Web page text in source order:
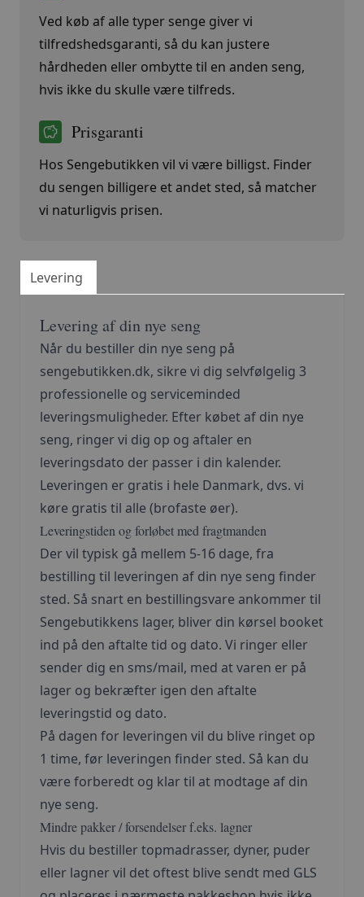
Ved køb af alle typer senge giver vi
tilfredshedsgaranti, så du kan justere
hårdheden eller ombytte til en anden seng,
hvis ikke du skulle være tilfreds.
Prisgaranti
Hos Sengebutikken vil vi være billigst. Finder
du sengen billigere et andet sted, så matcher
vi naturligvis prisen.
Levering
Levering af din nye seng
Når du bestiller din nye seng på
sengebutikken.dk, sikre vi dig selvfølgelig 3
professionelle og serviceminded
leveringsmuligheder. Efter købet af din nye
seng, ringer vi dig op og aftaler en
leveringsdato der passer i din kalender.
Leveringen er gratis i hele Danmark, dvs. vi
køre gratis til alle (brofaste øer).
Leveringstiden og forløbet med fragtmanden
Der vil typisk gå mellem 5-16 dage, fra
bestilling til leveringen af din nye seng finder
sted. Så snart en bestillingsvare ankommer til
Sengebutikkens lager, bliver din kørsel booket
ind på den aftalte tid og dato. Vi ringer eller
sender dig en sms/mail, med at varen er på
lager og bekræfter igen den aftalte
leveringstid og dato.
På dagen for leveringen vil du blive ringet op
1 time, før leveringen finder sted. Så kan du
være forberedt og klar til at modtage af din
nye seng.
Mindre pakker / forsendelser f.eks. lagner
Hvis du bestiller topmadrasser, dyner, puder
eller lagner vil det oftest blive sendt med GLS